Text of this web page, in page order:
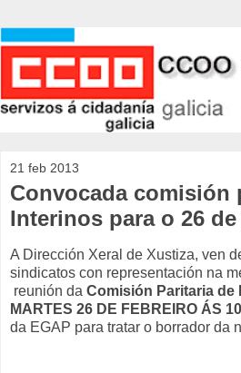
21 feb 2013
Convocada comisión
Interinos para o 26
A Dirección Xeral de Xustiza, ven
sindicatos con representación na
reunión da Comisión Paritaria de
MARTES 26 DE FEBREIRO ÁS
da EGAP para tratar o borrador da